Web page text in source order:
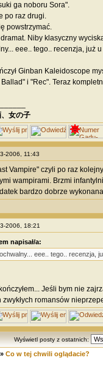
ga noboru Sora".
po raz drugi.
powstrzymać.
Niby klasyczny
eee.. tego.. recenzja, już u
Ginban Kaleidoscope
i "Rec". Teraz
酒、女の子 DRM:
2006, 11:43
Vampire" czyli po raz
wampirami. Brzmi
bardzo dobrze
2006, 18:21
napisał/a:
eee.. tego.. recenzja,
Jeśli bym nie
romansów
Wyświetl posty z ostatnich:
Co w tej chwili oglądacie?